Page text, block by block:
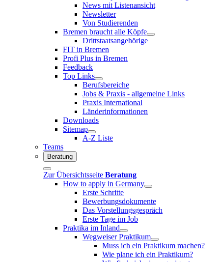
News mit Listenansicht
Newsletter
Von Studierenden
Bremen braucht alle Köpfe
Drittstaatsangehörige
FIT in Bremen
Profi Plus in Bremen
Feedback
Top Links
Berufsbereiche
Jobs & Praxis - allgemeine Links
Praxis International
Länderinformationen
Downloads
Sitemap
A-Z Liste
Teams
Beratung
Zur Übersichtsseite Beratung
How to apply in Germany
Erste Schritte
Bewerbungsdokumente
Das Vorstellungsgespräch
Erste Tage im Job
Praktika im Inland
Wegweiser Praktikum
Muss ich ein Praktikum machen?
Wie plane ich ein Praktikum?